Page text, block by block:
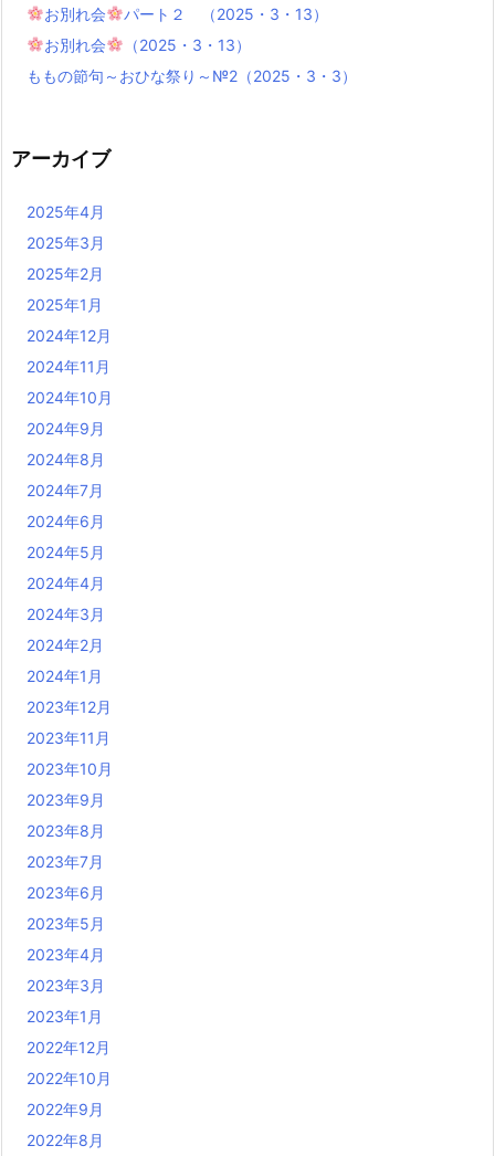
お別れ会
パート２ （2025・3・13）
お別れ会
（2025・3・13）
ももの節句～おひな祭り～№2（2025・3・3）
アーカイブ
2025年4月
2025年3月
2025年2月
2025年1月
2024年12月
2024年11月
2024年10月
2024年9月
2024年8月
2024年7月
2024年6月
2024年5月
2024年4月
2024年3月
2024年2月
2024年1月
2023年12月
2023年11月
2023年10月
2023年9月
2023年8月
2023年7月
2023年6月
2023年5月
2023年4月
2023年3月
2023年1月
2022年12月
2022年10月
2022年9月
2022年8月